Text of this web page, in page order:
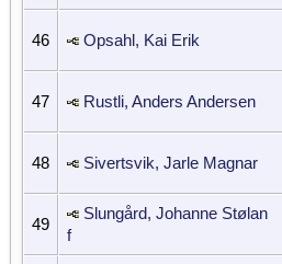
46 Opsahl, Kai Erik
47 Rustli, Anders Andersen
48 Sivertsvik, Jarle Magnar
49
Slungård, Johanne Stølan
f